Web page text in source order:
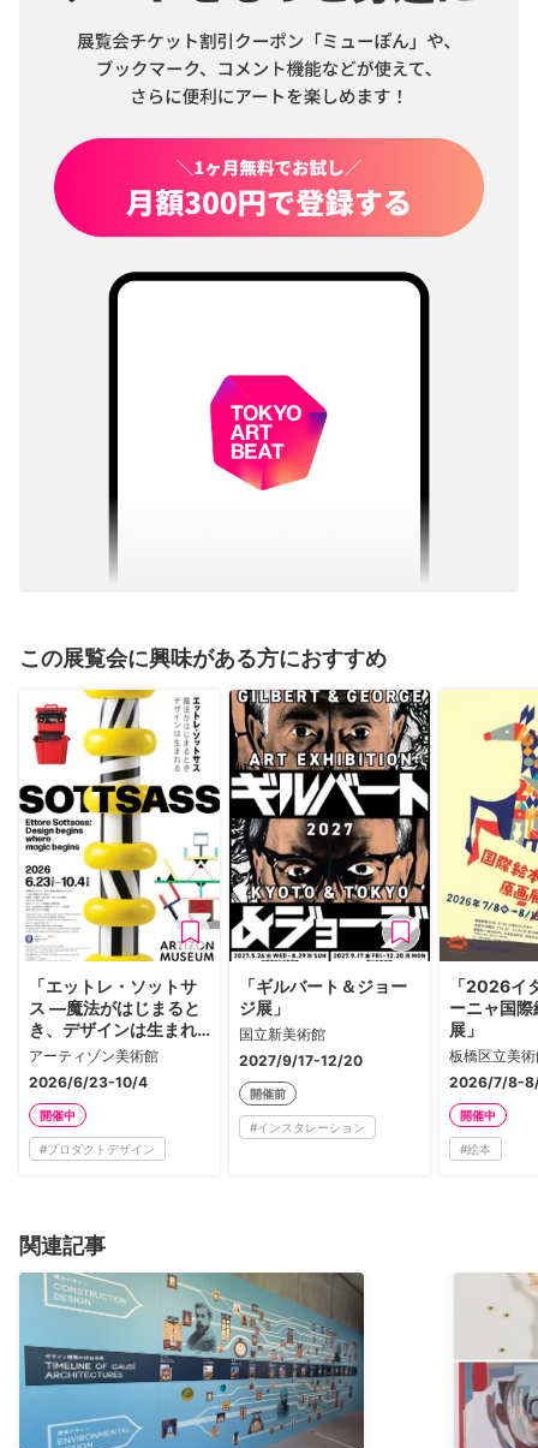
この展覧会に興味がある方におすすめ
「エットレ・ソットサ
ス —魔法がはじまると
き、デザインは生まれ
る」
アーティゾン美術館
2026/6/23-10/4
開催中
#プロダクトデザイン
「ギルバート＆ジョー
ジ展」
国立新美術館
2027/9/17-12/20
開催前
#インスタレーション
「2026イ
ーニャ国
展」
板橋区立美
2026/7/8-
開催中
#絵本
関連記事